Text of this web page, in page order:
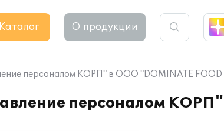
Каталог О продукции
персоналом КОРП" в ООО "DOMINATE FOOD
персоналом